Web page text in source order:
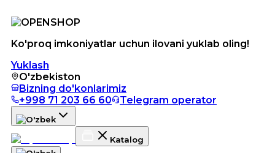
Ko'proq imkoniyatlar uchun ilovani yuklab oling!
Yuklash
O'zbekiston
Bizning do'konlarimiz
+998 71 203 66 60
Telegram operator
Katalog